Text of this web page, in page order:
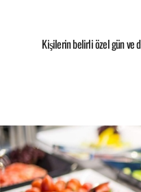
Kişilerin belirli özel gün ve